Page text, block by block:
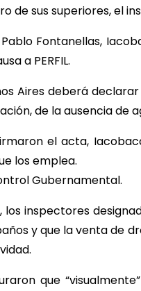
de sus superiores, el
Fontanellas,
a PERFIL.
Aires deberá
de la ausencia de
el acta,
los emplea.
Gubernamental.
inspectores
y que la venta de
que